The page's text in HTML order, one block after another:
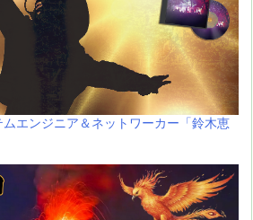
エンジニア＆ネットワーカー「鈴木恵